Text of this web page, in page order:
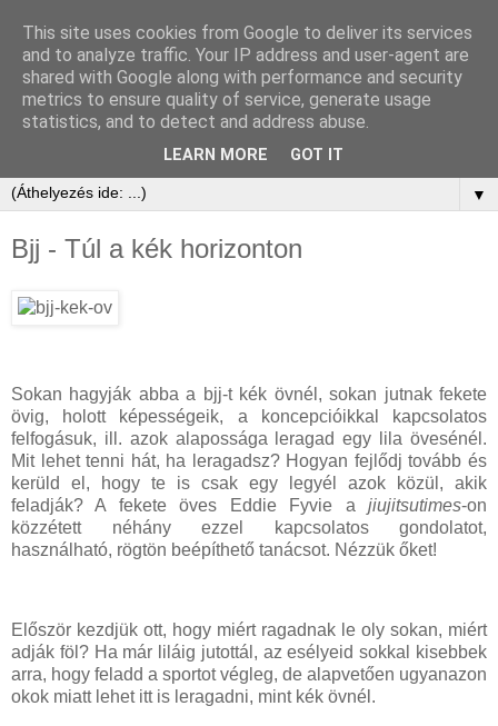
▼
Bjj - Túl a kék horizonton
Sokan hagyják abba a bjj-t kék övnél, sokan jutnak fekete
övig, holott képességeik, a koncepcióikkal kapcsolatos
felfogásuk, ill. azok alapossága leragad egy lila övesénél.
Mit lehet tenni hát, ha leragadsz? Hogyan fejlődj tovább és
kerüld el, hogy te is csak egy legyél azok közül, akik
feladják? A fekete öves Eddie Fyvie a jiujitsutimes-on
közzétett néhány ezzel kapcsolatos gondolatot,
használható, rögtön beépíthető tanácsot. Nézzük őket!
Először kezdjük ott, hogy miért ragadnak le oly sokan, miért
adják föl? Ha már liláig jutottál, az esélyeid sokkal kisebbek
arra, hogy feladd a sportot végleg, de alapvetően ugyanazon
okok miatt lehet itt is leragadni, mint kék övnél.
This site uses cookies from Google to deliver its services
and to analyze traffic. Your IP address and user-agent are
shared with Google along with performance and security
metrics to ensure quality of service, generate usage
statistics, and to detect and address abuse.
LEARN MORE GOT IT